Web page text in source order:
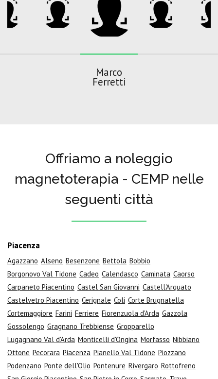
Marco
Ferretti
Offriamo a noleggio
magnetoterapia - CEMP nelle
seguenti città
Piacenza
Agazzano Alseno Besenzone Bettola Bobbio
Borgonovo Val Tidone Cadeo Calendasco Caminata Caorso
Carpaneto Piacentino Castel San Giovanni Castell'Arquato
Castelvetro Piacentino Cerignale Coli Corte Brugnatella
Cortemaggiore Farini Ferriere Fiorenzuola d'Arda Gazzola
Gossolengo Gragnano Trebbiense Gropparello
Lugagnano Val d'Arda Monticelli d'Ongina Morfasso Nibbiano
Ottone Pecorara Piacenza Pianello Val Tidone Piozzano
Podenzano Ponte dell'Olio Pontenure Rivergaro Rottofreno